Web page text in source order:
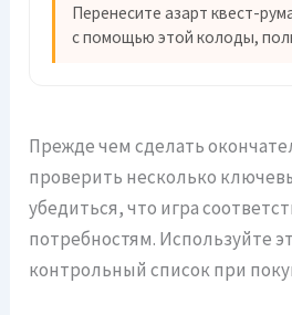
Перенесите азарт квест-
с помощью этой колоды,
Прежде чем сделать
проверить несколько
убедиться, что игра
потребностям. Используйте
контрольный список при